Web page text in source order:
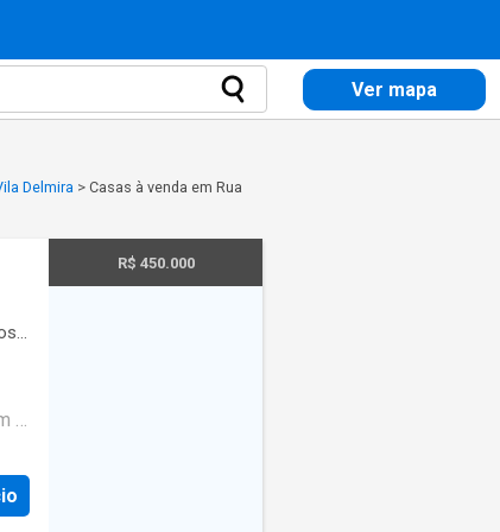
Ver mapa
Delmira > Casas à venda em Rua
·
e
R$ 450.000